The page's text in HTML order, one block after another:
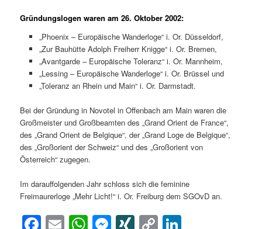
Gründungslogen waren am 26. Oktober 2002:
„Phoenix – Europäische Wanderloge“ i. Or. Düsseldorf,
„Zur Bauhütte Adolph Freiherr Knigge“ i. Or. Bremen,
„Avantgarde – Europäische Toleranz“ i. Or. Mannheim,
„Lessing – Europäische Wanderloge“ i. Or. Brüssel und
„Toleranz an Rhein und Main“ i. Or. Darmstadt.
Bei der Gründung in Novotel in Offenbach am Main waren die
Großmeister und Großbeamten des „Grand Orient de France“,
des „Grand Orient de Belgique“, der „Grand Loge de Belgique“,
des „Großorient der Schweiz“ und des „Großorient von
Österreich“ zugegen.
Im darauffolgenden Jahr schloss sich die feminine
Freimaurerloge „Mehr Licht!“ i. Or. Freiburg dem SGOvD an.